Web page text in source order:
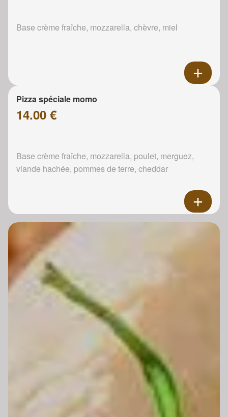
Base crème fraîche, mozzarella, chèvre, miel
Pizza spéciale momo
14.00 €
Base crème fraîche, mozzarella, poulet, merguez,
viande hachée, pommes de terre, cheddar